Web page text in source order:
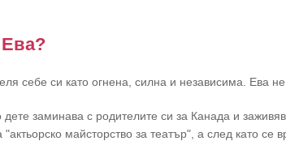
себе си като огнена, силна и независима. Ева
заминава с родителите си за Канада и
"актьорско майсторство за театър", а след като